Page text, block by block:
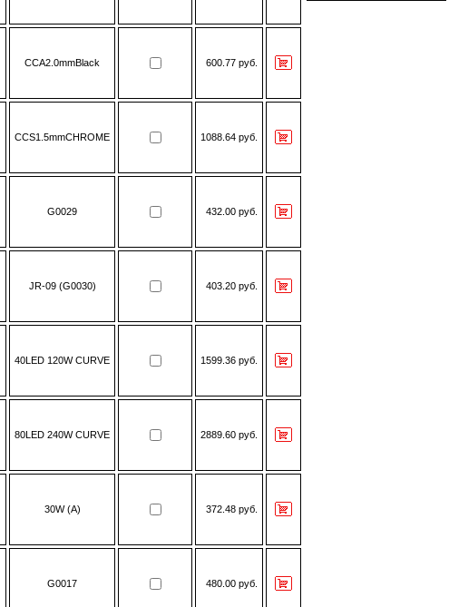
CCA2.0mmBlack 600.77 руб.
CCS1.5mmCHROME 1088.64 руб.
G0029 432.00 руб.
JR-09 (G0030) 403.20 руб.
40LED 120W CURVE 1599.36 руб.
80LED 240W CURVE 2889.60 руб.
30W (A) 372.48 руб.
G0017 480.00 руб.